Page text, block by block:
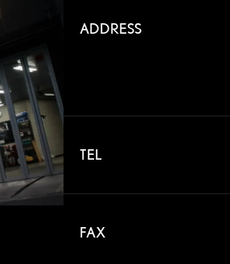
ADDRESS
TEL
FAX